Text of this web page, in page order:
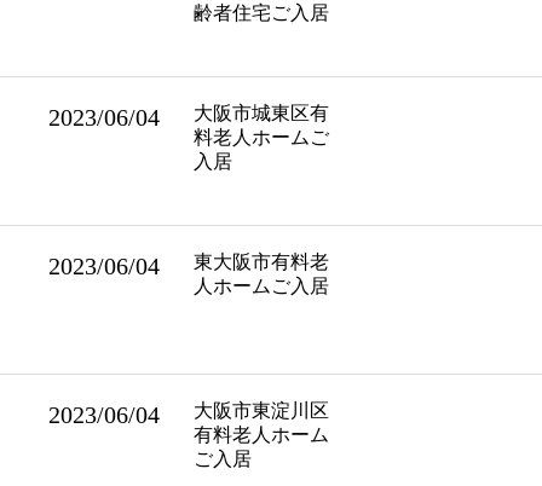
齢者住宅ご入居
2023/06/04
大阪市城東区有
料老人ホームご
入居
2023/06/04
東大阪市有料老
人ホームご入居
2023/06/04
大阪市東淀川区
有料老人ホーム
ご入居